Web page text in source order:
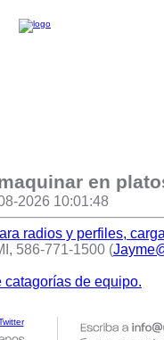
en
2026 10:01:48
radios y perfiles,
586-771-1500 (
catagorías de equipo.